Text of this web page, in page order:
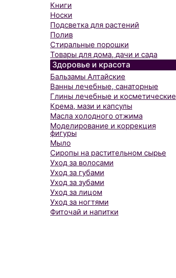
Книги
Носки
Подсветка для растений
Полив
Стиральные порошки
Товары для дома, дачи и сада
Здоровье и красота
Бальзамы Алтайские
Ванны лечебные, санаторные
Глины лечебные и косметические
Крема, мази и капсулы
Масла холодного отжима
Моделирование и коррекция
фигуры
Мыло
Сиропы на растительном сырье
Уход за волосами
Уход за губами
Уход за зубами
Уход за лицом
Уход за ногтями
Фиточай и напитки